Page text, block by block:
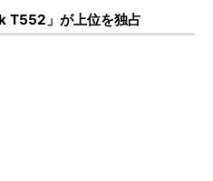
T552」が上位を独占